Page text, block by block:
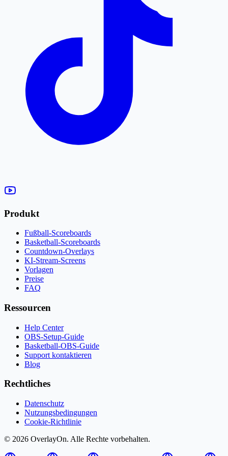
Produkt
Fußball-Scoreboards
Basketball-Scoreboards
Countdown-Overlays
KI-Stream-Screens
Vorlagen
Preise
FAQ
Ressourcen
Help Center
OBS-Setup-Guide
Basketball-OBS-Guide
Support kontaktieren
Blog
Rechtliches
Datenschutz
Nutzungsbedingungen
Cookie-Richtlinie
© 2026 OverlayOn. Alle Rechte vorbehalten.